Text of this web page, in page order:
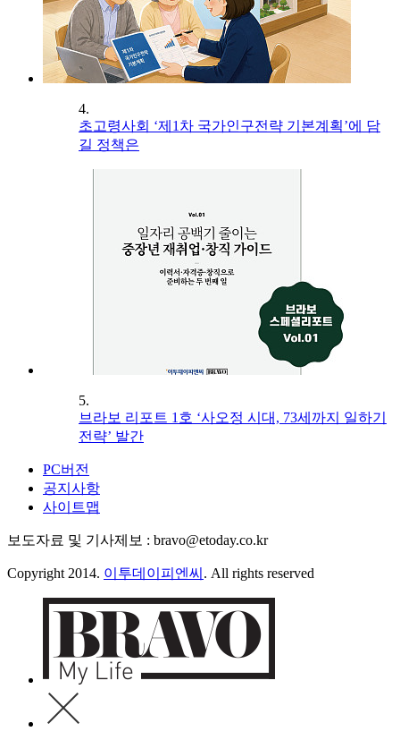
4.
초고령사회 ‘제1차 국가인구전략 기본계획’에 담
길 정책은
5.
브라보 리포트 1호 ‘사오정 시대, 73세까지 일하기
전략’ 발간
PC버전
공지사항
사이트맵
보도자료 및 기사제보 : bravo@etoday.co.kr
Copyright 2014. 이투데이피엔씨 . All rights reserved